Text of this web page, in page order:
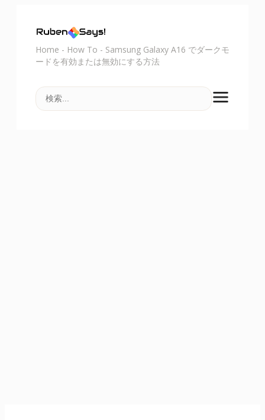
Home - How To - Samsung Galaxy A16 でダークモ
ードを有効または無効にする方法